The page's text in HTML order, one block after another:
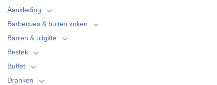
Aankleding
Barbecues & buiten koken
Barren & uitgifte
Bestek
Buffet
Dranken